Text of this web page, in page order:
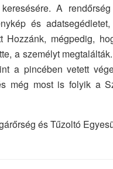
A
és
Hozzánk, mégpedig,
a személyt
a pincében vetett
még most is folyik a
és Tűzoltó